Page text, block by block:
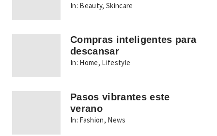
In: Beauty,Skincare
Compras inteligentes para
descansar
In: Home, Lifestyle
Pasos vibrantes este
verano
In: Fashion, News